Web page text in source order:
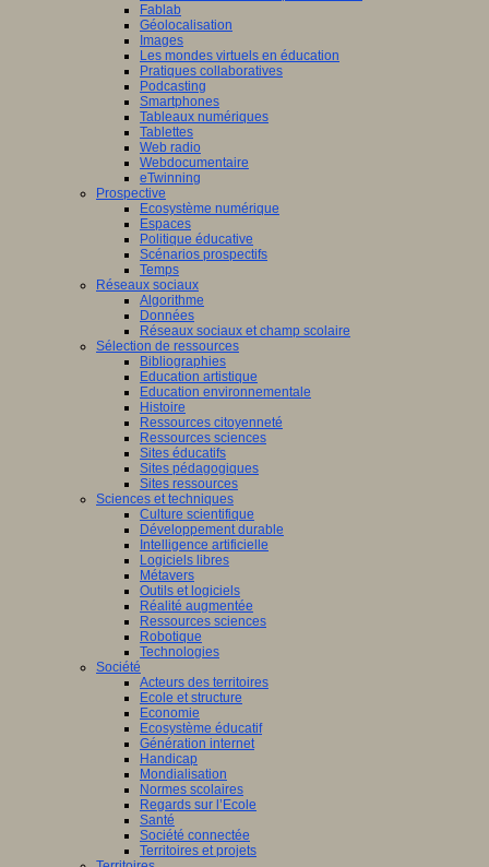
Fablab
Géolocalisation
Images
Les mondes virtuels en éducation
Pratiques collaboratives
Podcasting
Smartphones
Tableaux numériques
Tablettes
Web radio
Webdocumentaire
eTwinning
Prospective
Ecosystème numérique
Espaces
Politique éducative
Scénarios prospectifs
Temps
Réseaux sociaux
Algorithme
Données
Réseaux sociaux et champ scolaire
Sélection de ressources
Bibliographies
Education artistique
Education environnementale
Histoire
Ressources citoyenneté
Ressources sciences
Sites éducatifs
Sites pédagogiques
Sites ressources
Sciences et techniques
Culture scientifique
Développement durable
Intelligence artificielle
Logiciels libres
Métavers
Outils et logiciels
Réalité augmentée
Ressources sciences
Robotique
Technologies
Société
Acteurs des territoires
Ecole et structure
Economie
Ecosystème éducatif
Génération internet
Handicap
Mondialisation
Normes scolaires
Regards sur l’Ecole
Santé
Société connectée
Territoires et projets